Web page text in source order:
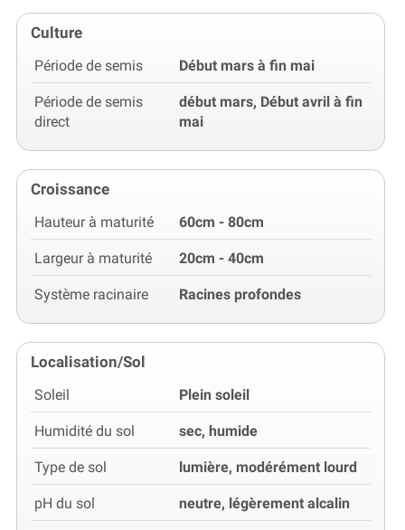
Culture
Période de semis Début mars à fin mai
Période de semis
direct
début mars, Début avril à fin
mai
Croissance
Hauteur à maturité 60cm - 80cm
Largeur à maturité 20cm - 40cm
Système racinaire Racines profondes
Localisation/Sol
Soleil Plein soleil
Humidité du sol sec, humide
Type de sol lumière, modérément lourd
pH du sol neutre, légèrement alcalin